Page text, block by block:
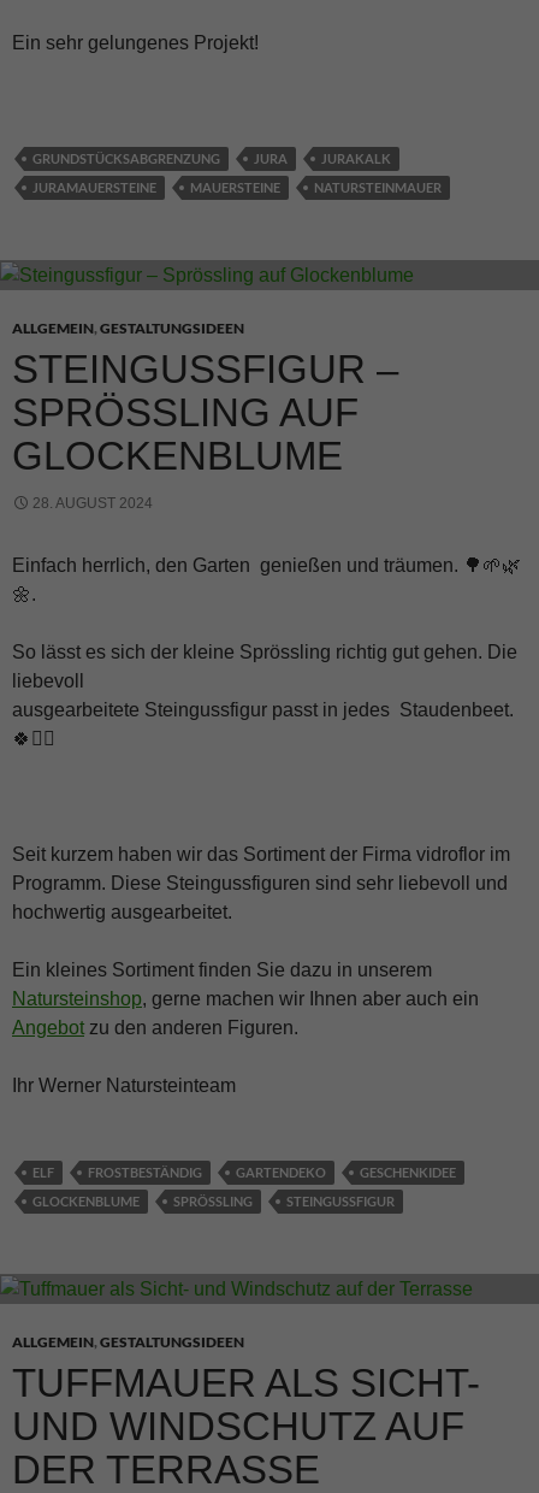
Ein sehr gelungenes Projekt!
GRUNDSTÜCKSABGRENZUNG JURA
JURAKALK
JURAMAUERSTEINE
MAUERSTEINE NATURSTEINMAUER
ALLGEMEIN, GESTALTUNGSIDEEN
STEINGUSSFIGUR –
SPRÖSSLING AUF
GLOCKENBLUME
28. AUGUST 2024
Einfach herrlich, den Garten genießen und träumen. 🌳🌱🌿
🌼.
So lässt es sich der kleine Sprössling richtig gut gehen. Die
liebevoll
ausgearbeitete Steingussfigur passt in jedes Staudenbeet.
🍀🧚‍♂️
Seit kurzem haben wir das Sortiment der Firma vidroflor im
Programm. Diese Steingussfiguren sind sehr liebevoll und
hochwertig ausgearbeitet.
Ein kleines Sortiment finden Sie dazu in unserem
Natursteinshop, gerne machen wir Ihnen aber auch ein
Angebot zu den anderen Figuren.
Ihr Werner Natursteinteam
ELF FROSTBESTÄNDIG GARTENDEKO
GESCHENKIDEE
GLOCKENBLUME
SPRÖSSLING STEINGUSSFIGUR
ALLGEMEIN, GESTALTUNGSIDEEN
TUFFMAUER ALS SICHT-
UND WINDSCHUTZ AUF
DER TERRASSE